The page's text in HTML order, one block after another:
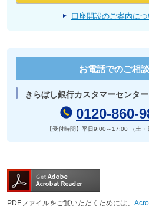
口座開設のご案内に
お電話でのご相
きらぼし銀行カスタマーセンター
0120-860-
【受付時間】平日9:00～17:00 （土・
PDFファイルをご覧いただくためには、